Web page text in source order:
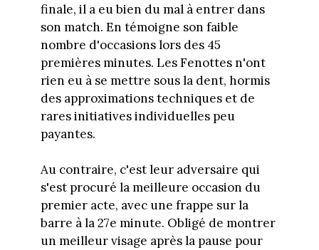
finale, il a eu bien du mal à entrer dans
son match. En témoigne son faible
nombre d'occasions lors des 45
premières minutes. Les Fenottes n'ont
rien eu à se mettre sous la dent, hormis
des approximations techniques et de
rares initiatives individuelles peu
payantes.
Au contraire, c'est leur adversaire qui
s'est procuré la meilleure occasion du
premier acte, avec une frappe sur la
barre à la 27e minute. Obligé de montrer
un meilleur visage après la pause pour